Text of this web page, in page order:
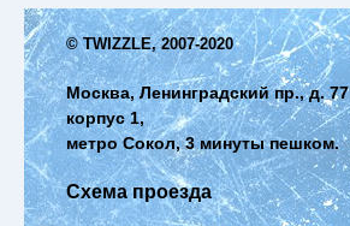
© TWIZZLE, 2007-2020
Москва, Ленинградский пр., д. 77
корпус 1,
метро Сокол, 3 минуты пешком.
Схема проезда